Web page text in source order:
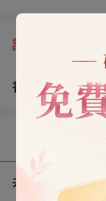
地說著「不可能
有人體面地告別
評分：
書評 （0）
共 8 章